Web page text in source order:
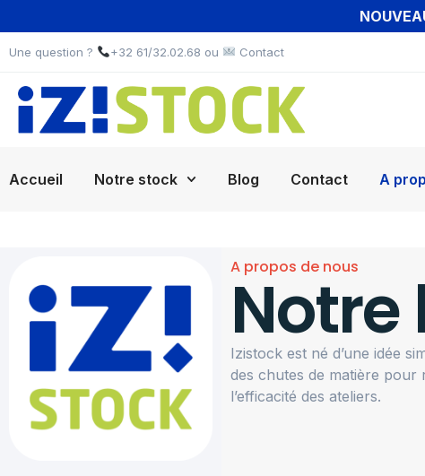
Une question ? +32 61/32.02.68 ou Contact
Accueil Notre stock Blog Contact A
A propos de nous
Notre
Izistock est né d’une idée
des chutes de matière pour
l’efficacité des ateliers.